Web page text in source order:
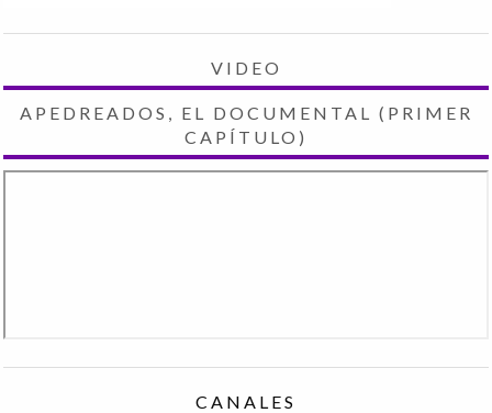
VIDEO
APEDREADOS, EL DOCUMENTAL (PRIMER
CAPÍTULO)
CANALES